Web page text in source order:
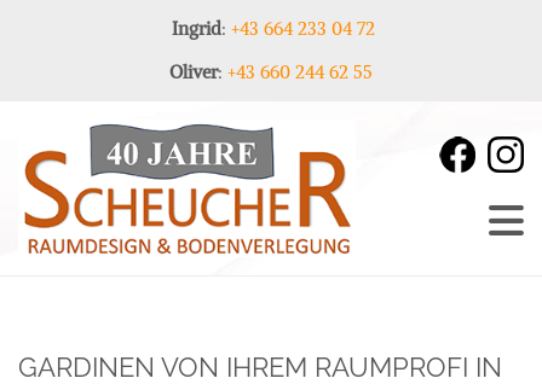
Ingrid: +43 664 233 04 72
Oliver: +43 660 244 62 55
GARDINEN VON IHREM RAUMPROFI IN